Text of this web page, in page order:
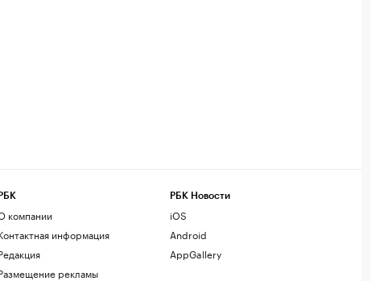
РБК
компании
информация
рекламы
РБК Новости
iOS
Android
AppGallery